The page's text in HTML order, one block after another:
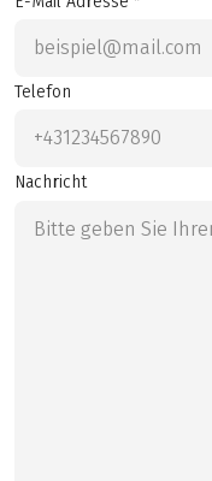
Telefon
Nachricht